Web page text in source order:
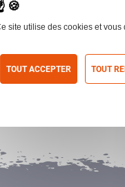
site utilise des cookies et
TOUT ACCEPTER TOUT